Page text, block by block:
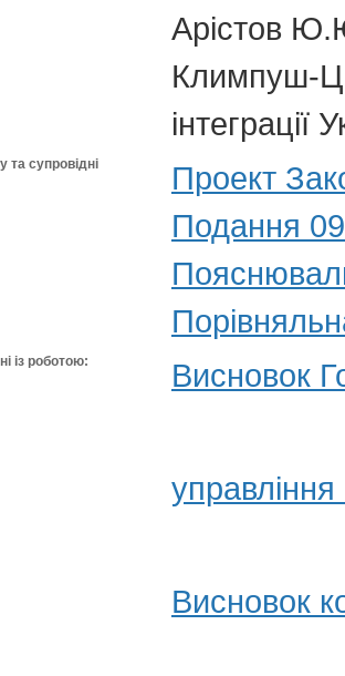
Арістов
Климпуш-
та супровідні
Проект
Подання
із роботою: Висновок
Висновок